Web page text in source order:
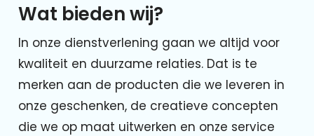
Wat bieden wij?
In onze dienstverlening gaan we altijd voor
kwaliteit en duurzame relaties. Dat is te
merken aan de producten die we leveren in
onze geschenken, de creatieve concepten
die we op maat uitwerken en onze service